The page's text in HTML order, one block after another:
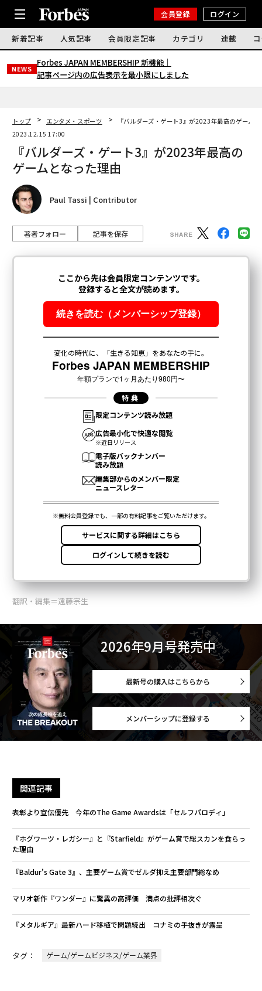
会員登録 ログイン
新着記事 人気記事 会員限定記事 カテゴリ 連載
NEWS
Forbes JAPAN MEMBERSHIP 新機能｜
記事ページ内の広告表示を最小限にしました
トップ エンタメ・スポーツ
『バルダーズ・ゲート3』が2023年最高のゲーム
2023.12.15 17:00
『バルダーズ・ゲート3』が2023年最高の
ゲームとなった理由
Paul Tassi | Contributor
著者フォロー 記事を保存
翻訳・編集＝遠藤宗生
2026年9月号発売中
最新号の購入はこちらから
メンバーシップに登録する
関連記事
表彰より宣伝優先 今年のThe Game Awardsは「セルフパロディ」
『ホグワーツ・レガシー』と『Starfield』がゲーム賞で総スカンを食らっ
た理由
『Baldur’s Gate 3』、主要ゲーム賞でゼルダ抑え主要部門総なめ
マリオ新作『ワンダー』に驚異の高評価 満点の批評相次ぐ
『メタルギア』最新ハード移植で問題続出 コナミの手抜きが露呈
タグ： ゲーム/ゲームビジネス/ゲーム業界